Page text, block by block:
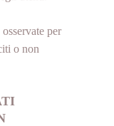
per
o non